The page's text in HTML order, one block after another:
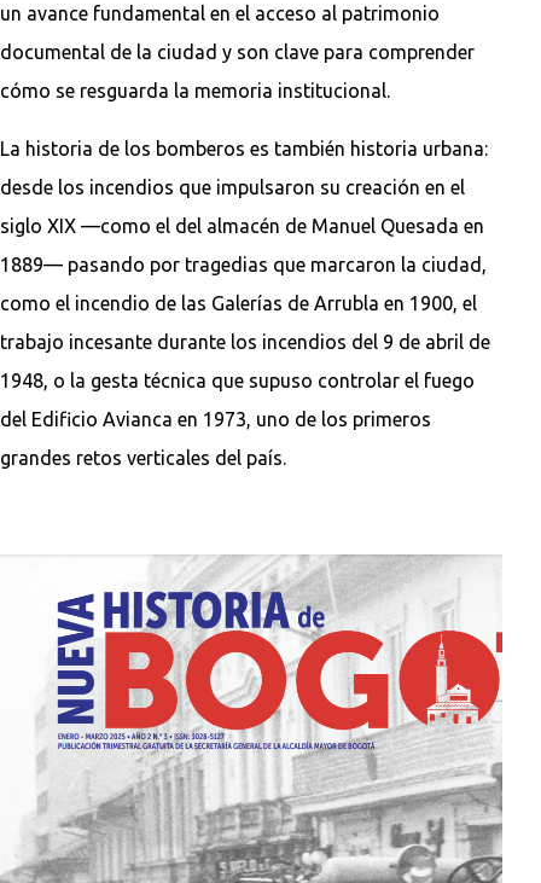
un avance fundamental en el acceso al patrimonio
documental de la ciudad y son clave para comprender
cómo se resguarda la memoria institucional.
La historia de los bomberos es también historia urbana:
desde los incendios que impulsaron su creación en el
siglo XIX —como el del almacén de Manuel Quesada en
1889— pasando por tragedias que marcaron la ciudad,
como el incendio de las Galerías de Arrubla en 1900, el
trabajo incesante durante los incendios del 9 de abril de
1948, o la gesta técnica que supuso controlar el fuego
del Edificio Avianca en 1973, uno de los primeros
grandes retos verticales del país.